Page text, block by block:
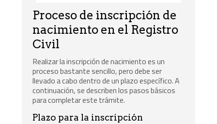
Proceso de inscripción de
nacimiento en el Registro
Civil
Realizar la inscripción de nacimiento es un
proceso bastante sencillo, pero debe ser
llevado a cabo dentro de un plazo específico. A
continuación, se describen los pasos básicos
para completar este trámite.
Plazo para la inscripción